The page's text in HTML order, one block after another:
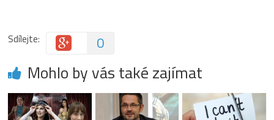
Sdílejte: 0
Mohlo by vás také zajímat